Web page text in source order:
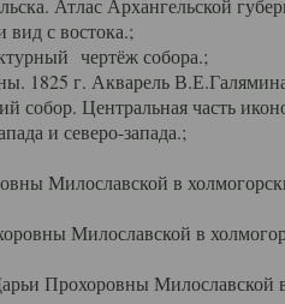
Атлас Архангельской
с востока.;
чертёж собора.;
1825 г. Акварель
Центральная часть
и северо-запада.;
Милославской в
Милославской в
Прохоровны Милославской